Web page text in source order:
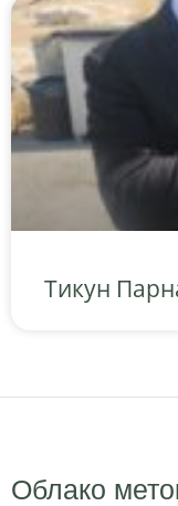
Тикун
Облако